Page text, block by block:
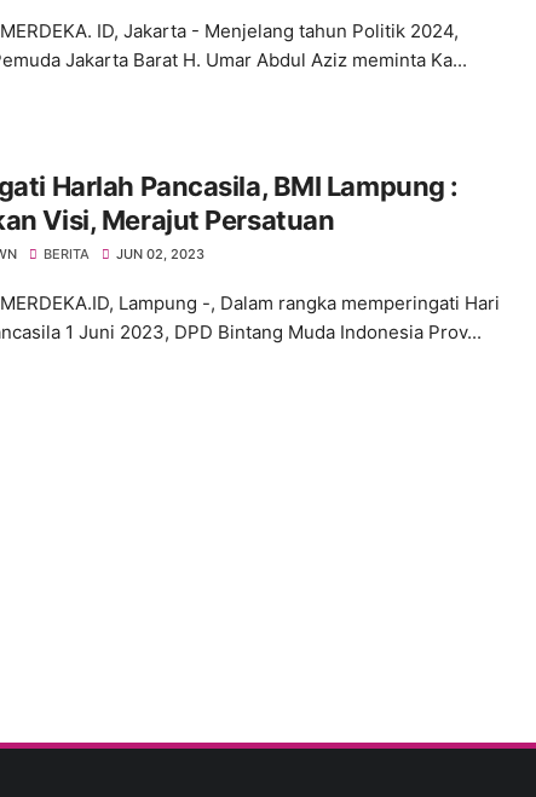
ID, Jakarta - Menjelang tahun Politik 2024,
Jakarta Barat H. Umar Abdul Aziz meminta Ka...
Harlah Pancasila, BMI Lampung :
Visi, Merajut Persatuan
BERITA JUN 02, 2023
Lampung -, Dalam rangka memperingati Hari
1 Juni 2023, DPD Bintang Muda Indonesia Prov...